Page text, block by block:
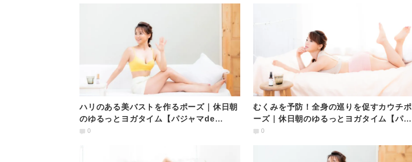
ハリのある美バストを作るポーズ｜休日朝
のゆるっとヨガタイム【パジャマde
YOGA】
0
むくみを予防！全身の巡りを促すカウチポ
ーズ｜休日朝のゆるっとヨガタイム【パジ
ャマde YOGA】
0